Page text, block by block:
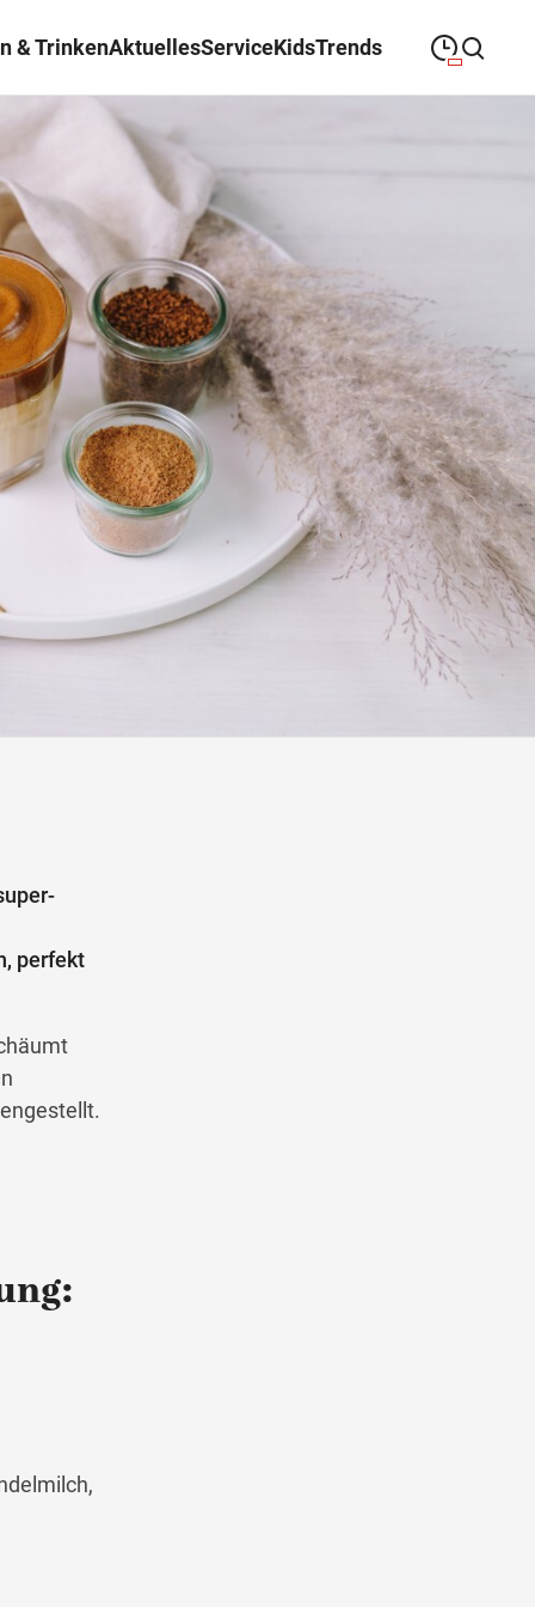
& TrinkenAktuellesServiceKidsTrends
Suche schließen
Dienstag
Mittwoch
MITTWOCH
Donnerstag
DONNERSTAG 09:00
Freitag
FREITAG 09:00—19:00
Samstag
SAMSTAG 09:00—18:00
Abweichende Öffnungszeiten
Wegbeschreibung
perfekt